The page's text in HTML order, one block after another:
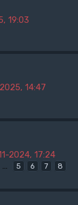
19:03
14:47
2024, 17:24
… 5 6 7 8